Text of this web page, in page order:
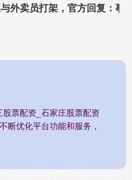
票配资_石家庄股票配资
断优化平台功能和服务，